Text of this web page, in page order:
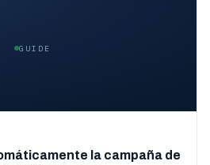
GUIDE
la campaña de